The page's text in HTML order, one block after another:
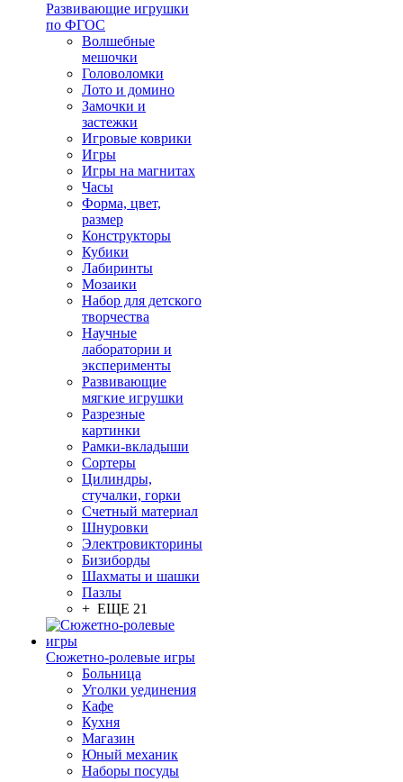
Развивающие игрушки
по ФГОС
Волшебные
мешочки
Головоломки
Лото и домино
Замочки и
застежки
Игровые коврики
Игры
Игры на магнитах
Часы
Форма, цвет,
размер
Конструкторы
Кубики
Лабиринты
Мозаики
Набор для детского
творчества
Научные
лаборатории и
эксперименты
Развивающие
мягкие игрушки
Разрезные
картинки
Рамки-вкладыши
Сортеры
Цилиндры,
стучалки, горки
Счетный материал
Шнуровки
Электровикторины
Бизиборды
Шахматы и шашки
Пазлы
+ ЕЩЕ 21
Сюжетно-ролевые игры
Больница
Уголки уединения
Кафе
Кухня
Магазин
Юный механик
Наборы посуды